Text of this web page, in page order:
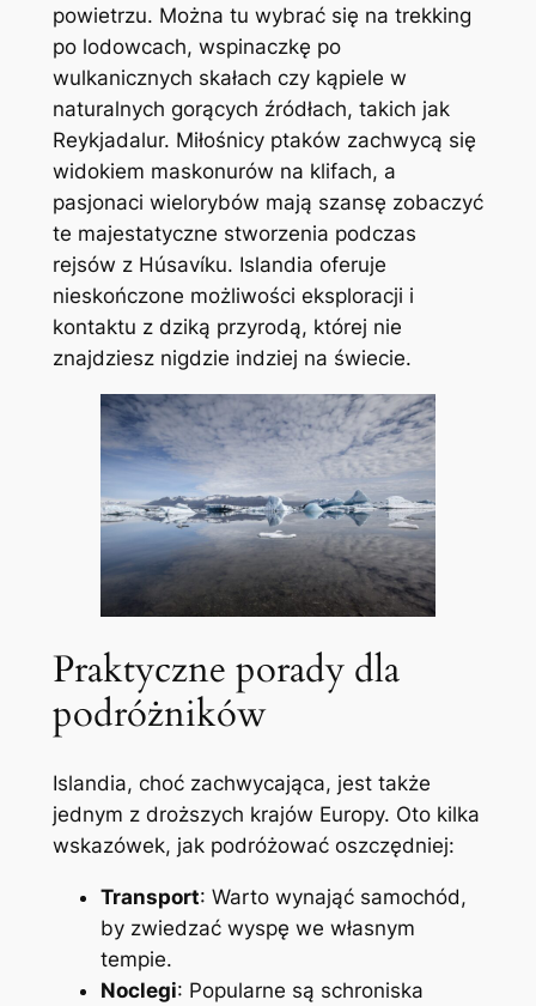
powietrzu. Można tu wybrać się na trekking
po lodowcach, wspinaczkę po
wulkanicznych skałach czy kąpiele w
naturalnych gorących źródłach, takich jak
Reykjadalur. Miłośnicy ptaków zachwycą się
widokiem maskonurów na klifach, a
pasjonaci wielorybów mają szansę zobaczyć
te majestatyczne stworzenia podczas
rejsów z Húsavíku. Islandia oferuje
nieskończone możliwości eksploracji i
kontaktu z dziką przyrodą, której nie
znajdziesz nigdzie indziej na świecie.
Praktyczne porady dla
podróżników
Islandia, choć zachwycająca, jest także
jednym z droższych krajów Europy. Oto kilka
wskazówek, jak podróżować oszczędniej:
Transport: Warto wynająć samochód,
by zwiedzać wyspę we własnym
tempie.
Noclegi: Popularne są schroniska